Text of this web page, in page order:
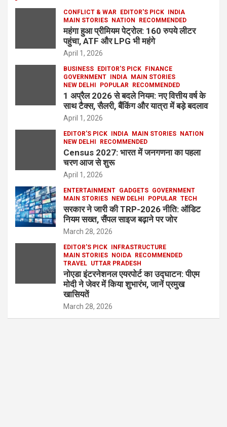
CONFLICT & WAR EDITOR'S PICK INDIA
MAIN STORIES NATION RECOMMENDED
महंगा हुआ प्रीमियम पेट्रोल: 160 रुपये लीटर
पहुंचा, ATF और LPG भी महंगे
April 1, 2026
BUSINESS EDITOR'S PICK FINANCE
GOVERNMENT INDIA MAIN STORIES
NEW DELHI
POPULAR RECOMMENDED
1 अप्रैल 2026 से बदले नियम: नए वित्तीय वर्ष के
साथ टैक्स, सैलरी, बैंकिंग और यात्रा में बड़े बदलाव
April 1, 2026
EDITOR'S PICK INDIA MAIN STORIES NATION
NEW DELHI
RECOMMENDED
Census 2027: भारत में जनगणना का पहला
चरण आज से शुरू
April 1, 2026
ENTERTAINMENT GADGETS GOVERNMENT
MAIN STORIES NEW DELHI POPULAR TECH
सरकार ने जारी की TRP-2026 नीति: ऑडिट
नियम सख्त, सैंपल साइज बढ़ाने पर जोर
March 28, 2026
EDITOR'S PICK INFRASTRUCTURE
MAIN STORIES NOIDA RECOMMENDED
TRAVEL UTTAR PRADESH
नोएडा इंटरनेशनल एयरपोर्ट का उद्घाटन: पीएम
मोदी ने जेवर में किया शुभारंभ, जानें प्रमुख
खासियतें
March 28, 2026